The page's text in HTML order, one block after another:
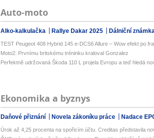
Auto-moto
Alko-kalkulačka Rallye Dakar 2025 Dálniční
TEST Peugeot 408 Hybrid 145 e-DCS6 Allure – Wow efekt po
Moto2: Prvnímu britskému tréninku kraloval Gonzalez
Perfektně udržovaná Škoda 110 L projela Evropu a teď hledá
Ekonomika a byznys
Daňové přiznání Novela zákoníku práce Nadace
Úrok až 4,25 procenta na spořicím účtu. Creditas představila